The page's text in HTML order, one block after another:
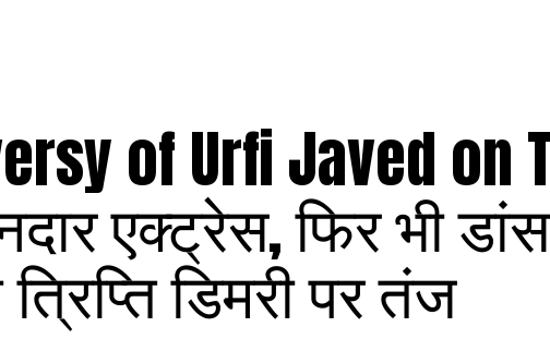
of Urfi Javed on
एक्ट्रेस, फिर भी
डिमरी पर तंज